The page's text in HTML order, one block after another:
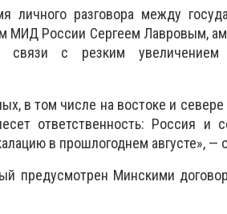
разговора между
России Сергеем Лавровым,
связи с резким увеличением
в том числе на востоке и
ответственность: Россия и
в прошлогоднем августе», —
предусмотрен Минскими